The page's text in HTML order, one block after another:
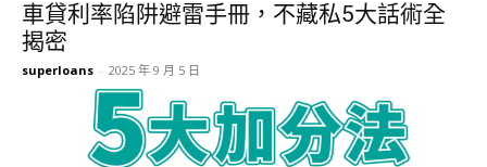
車貸利率陷阱避雷手冊，不藏私5大話術全
揭密
superloans - 2025 年 9 月 5 日